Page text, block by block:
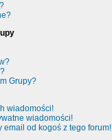
Grupy?
wiadomości!
wiadomości!
email od kogoś z tego forum!